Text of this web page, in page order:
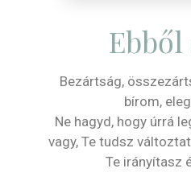
Ebből
Bezártság,
bírom,
Ne hagyd, hogy úrrá
vagy, Te tudsz
Te irányítasz